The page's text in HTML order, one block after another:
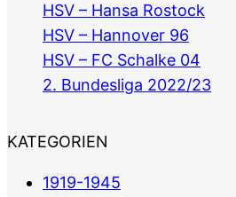
HSV – Hansa Rostock
HSV – Hannover 96
HSV – FC Schalke 04
2. Bundesliga 2022/23
KATEGORIEN
1919-1945